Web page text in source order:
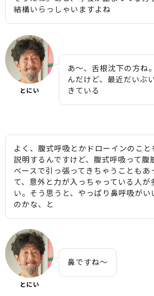
結構いらっしゃいますよね
とにい
あ〜、舌根沈下の方ね
んだけど、最近だいぶ
きている
よく、腹式呼吸とかドローインのこと
説明するんですけど、腹式呼吸って腹
ベースで引っ張ってきちゃうこともあ
て、意外と力が入っちゃっている人が
い。そう思うと、やっぱり鼻呼吸がい
のかな、と
とにい
鼻ですね〜